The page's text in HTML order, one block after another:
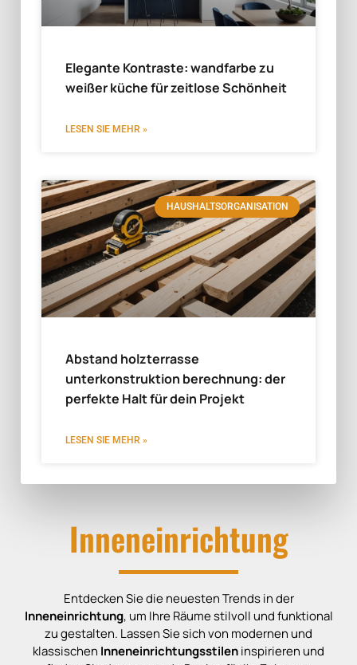
Elegante Kontraste: wandfarbe zu
weißer küche für zeitlose Schönheit
LESEN SIE MEHR »
HAUSHALTSORGANISATION
Abstand holzterrasse
unterkonstruktion berechnung: der
perfekte Halt für dein Projekt
LESEN SIE MEHR »
Inneneinrichtung
Entdecken Sie die neuesten Trends in der
Inneneinrichtung, um Ihre Räume stilvoll und funktional
zu gestalten. Lassen Sie sich von modernen und
klassischen Inneneinrichtungsstileninspirieren und